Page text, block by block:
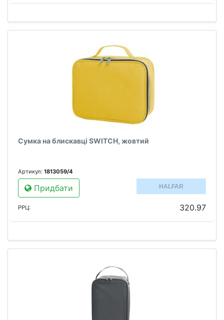
Сумка на блискавці SWITCH, жовтий
Артикул: 1813059/4
Придбати
РРЦ: 320.97